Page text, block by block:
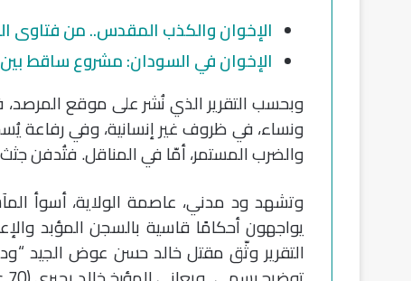
الإخوان والكذب المقدس.. من فتاوى
الإخوان في السودان: مشروع ساقط
والضرب المستمر، أمّا في المناقل. فتُدفن
يواجهون أحكامًا قاسية بالسجن المؤبد
التقرير وثّق مقتل خالد حسن عوض الجيد